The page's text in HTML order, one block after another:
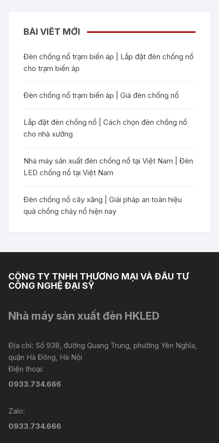
BÀI VIẾT MỚI
Đèn chống nổ trạm biến áp | Lắp đặt đèn chống nổ
cho trạm biến áp
Đèn chống nổ trạm biến áp | Giá đèn chống nổ
Lắp đặt đèn chống nổ | Cách chọn đèn chống nổ
cho nhà xưởng
Nhà máy sản xuất đèn chống nổ tại Việt Nam | Đèn
LED chống nổ tại Việt Nam
Đèn chống nổ cây xăng | Giải pháp an toàn hiệu
quả chống cháy nổ hiện nay
CÔNG TY TNHH THƯƠNG MẠI VÀ ĐẦU TƯ
CÔNG NGHỆ ĐẠI SỸ
Nhà máy sản xuất đèn HKLED
Địa chỉ: Số 938, đường Quang Trung, phường Yên Nghĩa,
quận Hà Đông, Hà Nội
Điện thoại:
0933.734.666
Zalo:
0933.734.666